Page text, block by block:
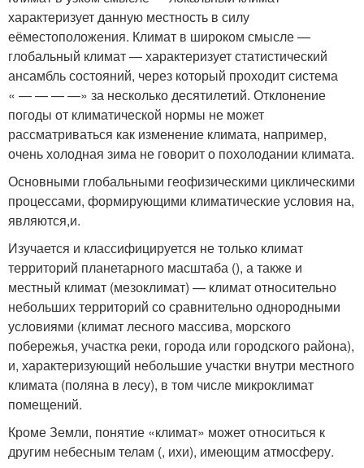
характеризует данную местность в силу
еёместоположения. Климат в широком смысле —
глобальный климат — характеризует статистический
ансамбль состояний, через который проходит система
« — — — —» за несколько десятилетий. Отклонение
погоды от климатической нормы не может
рассматриваться как изменение климата, например,
очень холодная зима не говорит о похолодании климата.
Основными глобальными геофизическими циклическими
процессами, формирующими климатические условия на,
являются,и.
Изучается и классифицируется не только климат
территорий планетарного масштаба (), а также и
местный климат (мезоклимат) — климат относительно
небольших территорий со сравнительно однородными
условиями (климат лесного массива, морского
побережья, участка реки, города или городского района),
и, характеризующий небольшие участки внутри местного
климата (поляна в лесу), в том числе микроклимат
помещений.
Кроме Земли, понятие «климат» может относиться к
другим небесным телам (, ихи), имеющим атмосферу.